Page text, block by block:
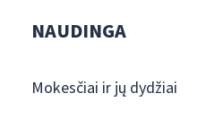
NAUDINGA
Mokesčiai ir jų dydžiai